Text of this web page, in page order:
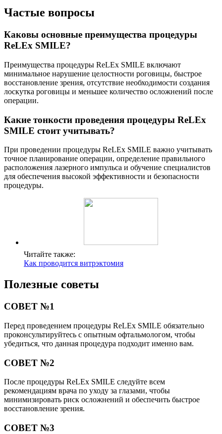
Частые вопросы
Каковы основные преимущества процедуры
ReLEx SMILE?
Преимущества процедуры ReLEx SMILE включают
минимальное нарушение целостности роговицы, быстрое
восстановление зрения, отсутствие необходимости создания
лоскутка роговицы и меньшее количество осложнений после
операции.
Какие тонкости проведения процедуры ReLEx
SMILE стоит учитывать?
При проведении процедуры ReLEx SMILE важно учитывать
точное планирование операции, определение правильного
расположения лазерного импульса и обучение специалистов
для обеспечения высокой эффективности и безопасности
процедуры.
Читайте также:
Как проводится витрэктомия
Полезные советы
СОВЕТ №1
Перед проведением процедуры ReLEx SMILE обязательно
проконсультируйтесь с опытным офтальмологом, чтобы
убедиться, что данная процедура подходит именно вам.
СОВЕТ №2
После процедуры ReLEx SMILE следуйте всем
рекомендациям врача по уходу за глазами, чтобы
минимизировать риск осложнений и обеспечить быстрое
восстановление зрения.
СОВЕТ №3